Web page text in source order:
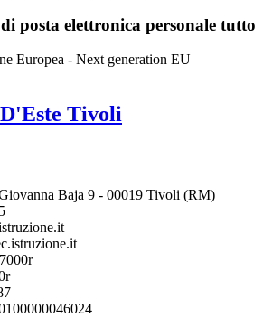
posta elettronica personale tutto
Tivoli
Baja 9 - 00019 Tivoli (RM)